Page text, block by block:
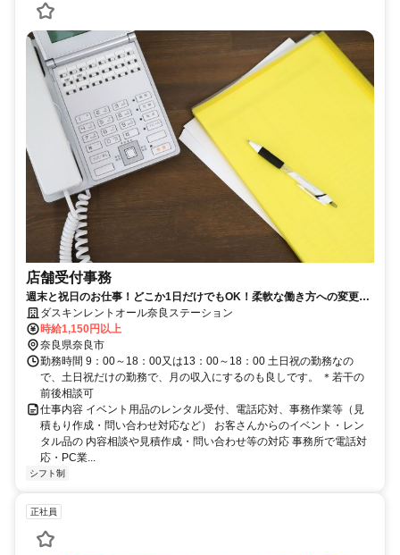
店舗受付事務
週末と祝日のお仕事！どこか1日だけでもOK！柔軟な働き方への変更も
可能です。平日勤務もOK！
ダスキンレントオール奈良ステーション
時給1,150円以上
奈良県奈良市
勤務時間 9：00～18：00又は13：00～18：00 土日祝の勤務なの
で、土日祝だけの勤務で、月の収入にするのも良しです。 ＊若干の
前後相談可
仕事内容 イベント用品のレンタル受付、電話応対、事務作業等（見
積もり作成・問い合わせ対応など） お客さんからのイベント・レン
タル品の 内容相談や見積作成・問い合わせ等の対応 事務所で電話対
応・PC業...
シフト制
正社員